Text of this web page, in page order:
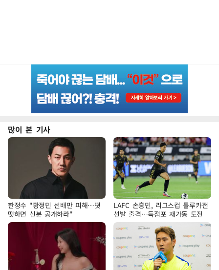
많이 본 기사
한정수 "황정민 선배만 피해…떳
떳하면 신분 공개하라"
LAFC 손흥민, 리그스컵 톨루카전
선발 출격…득점포 재가동 도전